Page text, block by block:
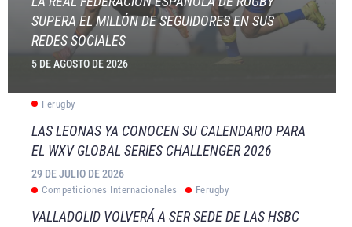
SUPERA EL MILLÓN DE SEGUIDORES EN SUS
REDES SOCIALES
5 DE AGOSTO DE 2026
Ferugby
LAS LEONAS YA CONOCEN SU CALENDARIO PARA
EL WXV GLOBAL SERIES CHALLENGER 2026
29 DE JULIO DE 2026
Competiciones Internacionales Ferugby
VALLADOLID VOLVERÁ A SER SEDE DE LAS HSBC